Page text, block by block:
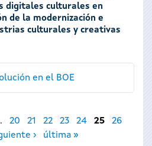
digitales culturales en
de la modernización e
culturales y creativas
en el BOE
20 21 22 23 24 25
26
› última »